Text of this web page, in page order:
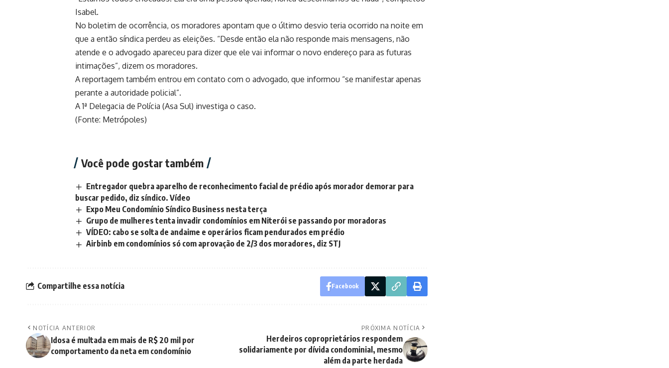
Isabel.
No boletim de ocorrência, os moradores apontam que o último desvio teria ocorrido na noite em
que a então síndica perdeu as eleições. “Desde então ela não responde mais mensagens, não
atende e o advogado apareceu para dizer que ele vai informar o novo endereço para as futuras
intimações”, dizem os moradores.
A reportagem também entrou em contato com o advogado, que informou “se manifestar apenas
perante a autoridade policial”.
A 1ª Delegacia de Polícia (Asa Sul) investiga o caso.
(Fonte: Metrópoles)
Você pode gostar também
Entregador quebra aparelho de reconhecimento facial de prédio após morador demorar para
buscar pedido, diz síndico. Vídeo
Expo Meu Condomínio Síndico Business nesta terça
Grupo de mulheres tenta invadir condomínios em Niterói se passando por moradoras
VÍDEO: cabo se solta de andaime e operários ficam pendurados em prédio
Airbinb em condomínios só com aprovação de 2/3 dos moradores, diz STJ
Compartilhe essa notícia Facebook
NOTÍCIA ANTERIOR
Idosa é multada em mais de R$ 20 mil por
comportamento da neta em condomínio
PRÓXIMA NOTÍCIA
Herdeiros coproprietários respondem
solidariamente por dívida condominial, mesmo
além da parte herdada